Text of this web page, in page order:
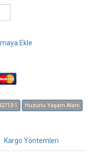
Ekle
1
Huzurlu Yaşam Alanı
Kargo Yöntemleri